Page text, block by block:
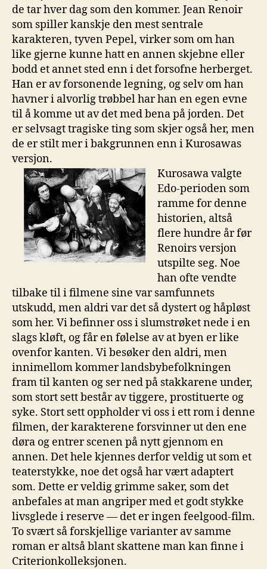
de tar hver dag som den kommer. Jean Renoir
som spiller kanskje den mest sentrale
karakteren, tyven Pepel, virker som om han
like gjerne kunne hatt en annen skjebne eller
bodd et annet sted enn i det forsofne herberget.
Han er av forsonende legning, og selv om han
havner i alvorlig trøbbel har han en egen evne
til å komme ut av det med bena på jorden. Det
er selvsagt tragiske ting som skjer også her, men
de er stilt mer i bakgrunnen enn i Kurosawas
versjon.
Kurosawa valgte
Edo-perioden som
ramme for denne
historien, altså
flere hundre år før
Renoirs versjon
utspilte seg. Noe
han ofte vendte
tilbake til i filmene sine var samfunnets
utskudd, men aldri var det så dystert og håpløst
som her. Vi befinner oss i slumstrøket nede i en
slags kløft, og får en følelse av at byen er like
ovenfor kanten. Vi besøker den aldri, men
innimellom kommer landsbybefolkningen
fram til kanten og ser ned på stakkarene under,
som stort sett består av tiggere, prostituerte og
syke. Stort sett oppholder vi oss i ett rom i denne
filmen, der karakterene forsvinner ut den ene
døra og entrer scenen på nytt gjennom en
annen. Det hele kjennes derfor veldig ut som et
teaterstykke, noe det også har vært adaptert
som. Dette er veldig grimme saker, som det
anbefales at man angriper med et godt stykke
livsglede i reserve — det er ingen feelgood-film.
To svært så forskjellige varianter av samme
roman er altså blant skattene man kan finne i
Criterionkolleksjonen.